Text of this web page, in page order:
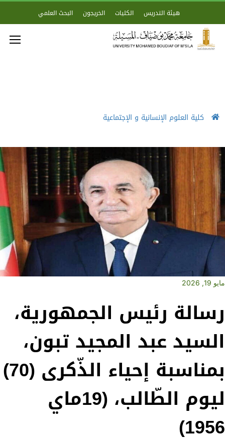
هيئة التدريس الكليات الخريجون البحث العلمي
كلية العلوم الإنسانية و الإجتماعية
مايو 19, 2026
رسالة رئيس الجمهورية،
السيد عبد المجيد تبون،
بمناسبة إحياء الذّكرى (70)
ليوم الطّالب، (19ماي
1956)